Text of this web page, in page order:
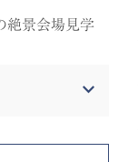
絶景会場見学